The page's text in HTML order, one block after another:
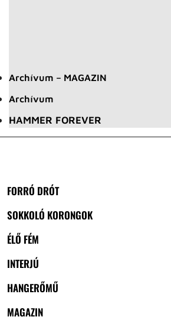
Archívum – MAGAZIN
Archívum
HAMMER FOREVER
FORRÓ DRÓT
SOKKOLÓ KORONGOK
ÉLŐ FÉM
INTERJÚ
HANGERŐMŰ
MAGAZIN